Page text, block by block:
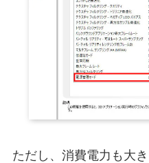
ただし、消費電力も大